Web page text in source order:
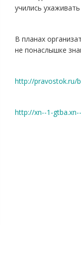
учились
В планах
не понаслышке
http://pravostok.ru/
http://xn--1-